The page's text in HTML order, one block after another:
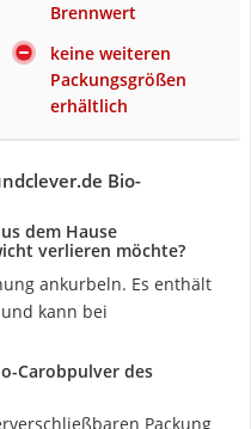
Brennwert
keine weiteren
Packungsgrößen
erhältlich
Bio-
dem Hause
verlieren möchte?
ankurbeln. Es enthält
kann bei
Carobpulver des
Packung